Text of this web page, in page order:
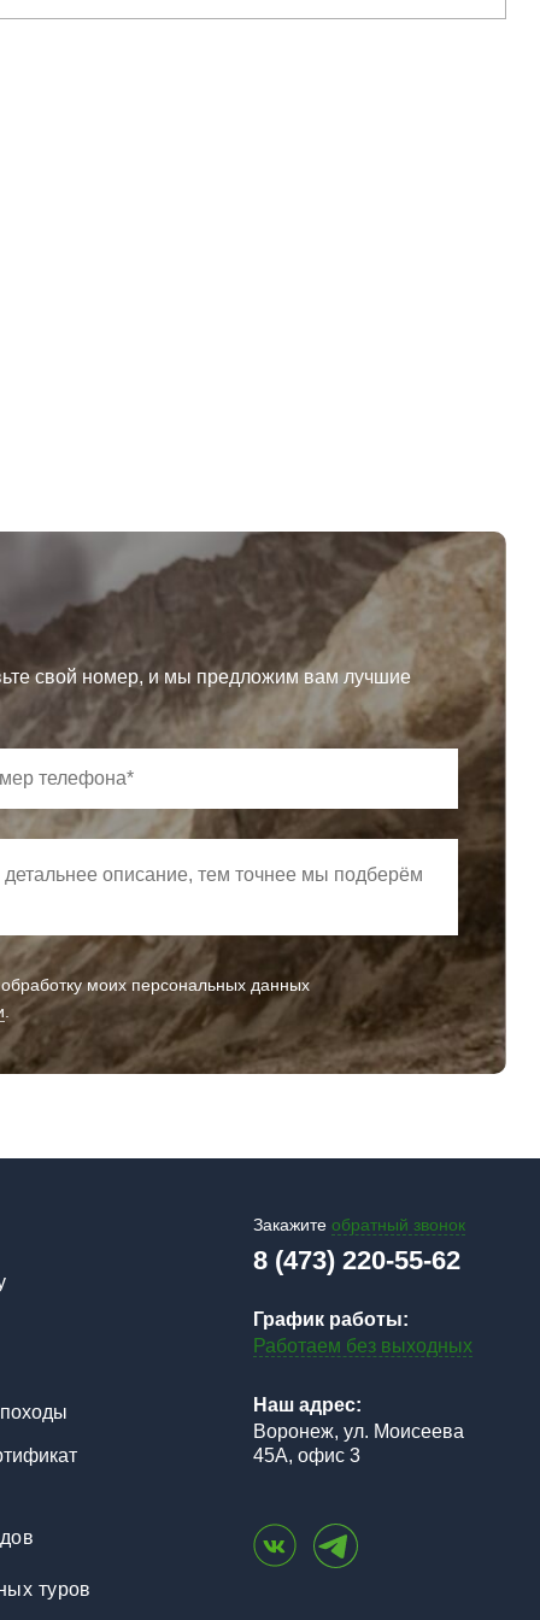
свой номер, и мы предложим вам лучшие
моих персональных данных
Закажите обратный звонок
8 (473) 220-55-62
График работы:
Работаем без выходных
Наш адрес:
Воронеж, ул. Моисеева
45А, офис 3
туров